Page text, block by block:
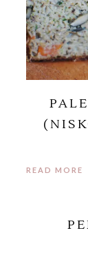
READ MORE